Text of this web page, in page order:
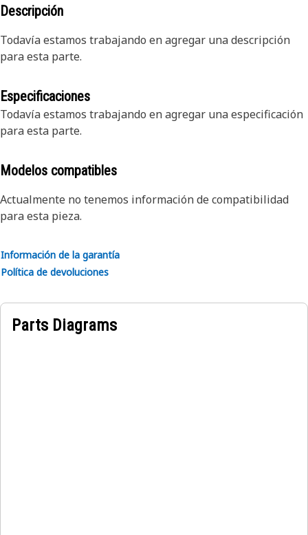
Descripción
Todavía estamos trabajando en agregar una descripción
para esta parte.
Especificaciones
Todavía estamos trabajando en agregar una especificación
para esta parte.
Modelos compatibles
Actualmente no tenemos información de compatibilidad
para esta pieza.
Información de la garantía
Política de devoluciones
Parts Diagrams